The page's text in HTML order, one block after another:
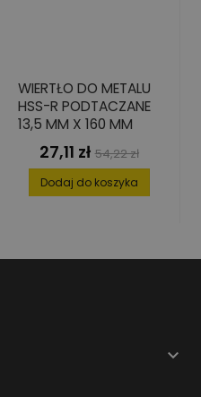
WIERTŁO DO METALU
HSS-R PODTACZANE
13,5 MM X 160 MM
Cena
27,11 zł Cena
podstawowa
54,22 zł
Dodaj do koszyka
